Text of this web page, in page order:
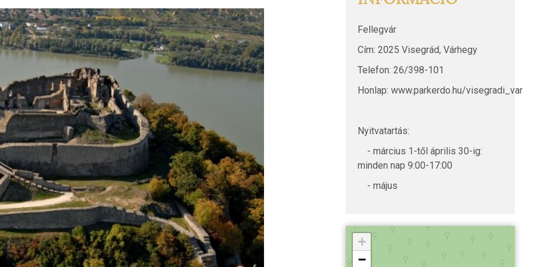
Visegrádi vár
Fellegvár
Cím: 2025 Visegrád, Várhegy
Telefon: 26/398-101
Honlap: www.parkerdo.hu/visegradi_var
Nyitvatartás:
- március 1-től április 30-ig:
minden nap 9:00-17:00
- május
+
−